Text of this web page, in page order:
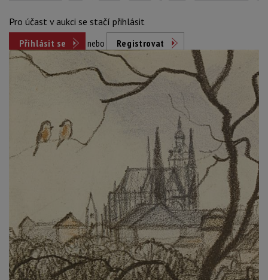
Pro účast v aukci se stačí přihlásit
Přihlásit se
nebo Registrovat